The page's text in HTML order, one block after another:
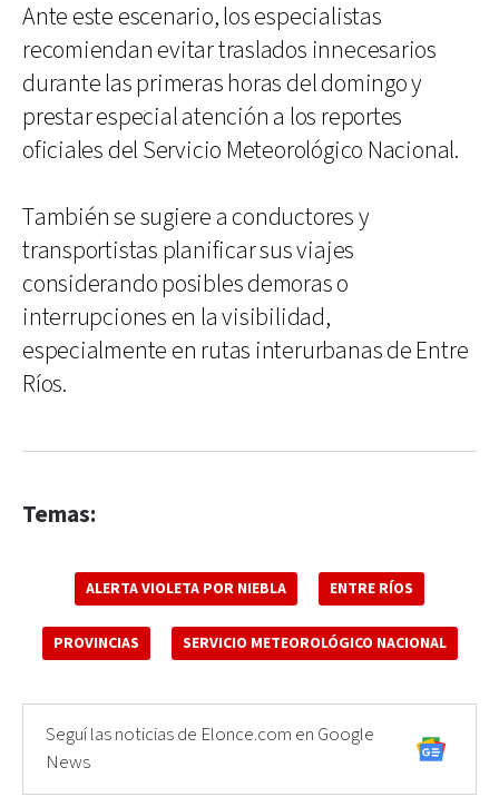
Ante este escenario, los especialistas
recomiendan evitar traslados innecesarios
durante las primeras horas del domingo y
prestar especial atención a los reportes
oficiales del Servicio Meteorológico Nacional.
También se sugiere a conductores y
transportistas planificar sus viajes
considerando posibles demoras o
interrupciones en la visibilidad,
especialmente en rutas interurbanas de Entre
Ríos.
Temas:
ALERTA VIOLETA POR NIEBLA ENTRE RÍOS
PROVINCIAS SERVICIO METEOROLÓGICO NACIONAL
Seguí las noticias de Elonce.com en Google
News